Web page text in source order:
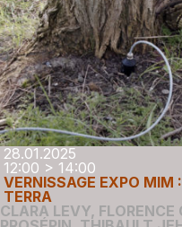
28.01.2025
12:00 > 14:00
VERNISSAGE EXPO MIM
TERRA
CLARA LEVY, FLORENCE